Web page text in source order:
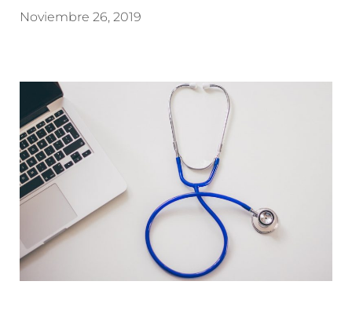
Noviembre 26, 2019